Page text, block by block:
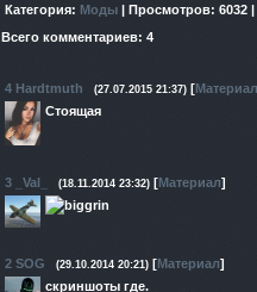
Категория: Моды | Просмотров: 6032 |
Всего комментариев: 4
4 Hardtmuth (27.07.2015 21:37) [Материал
Стоящая
3 _Val_ (18.11.2014 23:32) [Материал]
2 SOG (29.10.2014 20:21) [Материал]
скриншоты где.